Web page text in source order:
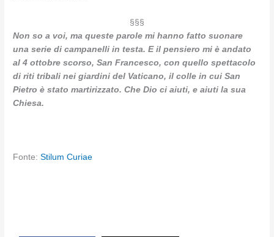
§§§
Non so a voi, ma queste parole mi hanno fatto suonare
una serie di campanelli in testa. E il pensiero mi è andato
al 4 ottobre scorso, San Francesco, con quello spettacolo
di riti tribali nei giardini del Vaticano, il colle in cui San
Pietro è stato martirizzato. Che Dio ci aiuti, e aiuti la sua
Chiesa.
Fonte:Stilum Curiae